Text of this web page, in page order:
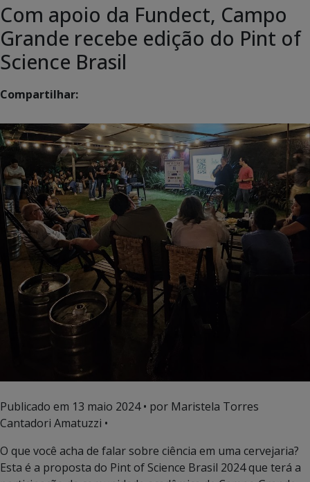
Com apoio da Fundect, Campo
Grande recebe edição do Pint of
Science Brasil
Compartilhar:
Publicado em 13 maio 2024• por Maristela Torres
Cantadori Amatuzzi •
O que você acha de falar sobre ciência em uma cervejaria?
Esta é a proposta do Pint of Science Brasil 2024 que terá a